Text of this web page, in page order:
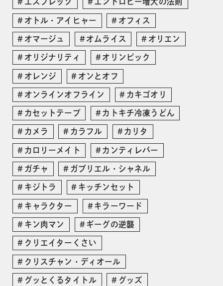
エスプレッソ エントロピー増大の法則
オトル・アイヒャー オフィス
オマージュ オムライス オリエン
オリジナリティ オリンピック
オレンジ オンとオフ
オンラインオフライン カキゴオリ
カセットテープ カトキチ冷凍うどん
カメラ カラフル カリタ
カロリーメイト カンティレバー
ガチャ ガブリエル・シャネル
キジトラ キッチンセット
キャラクター キラーワード
キン肉マン ギーグの逆襲
クリエイターくさい
クリスチャン・ディオール
グッとくるタイトル グッズ